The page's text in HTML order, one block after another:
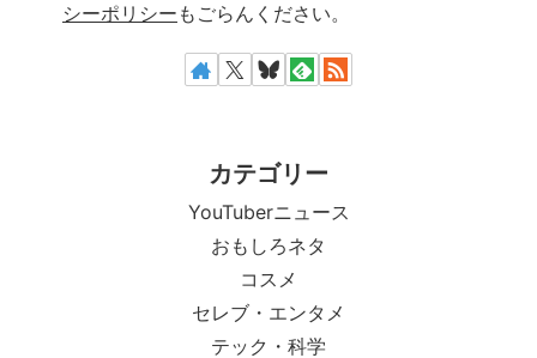
シーポリシー もごらんください。
カテゴリー
YouTuberニュース
おもしろネタ
コスメ
セレブ・エンタメ
テック・科学